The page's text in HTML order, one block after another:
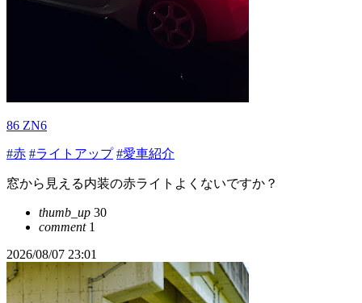
86 ZN6
#赤 #ライトアップ #愛車紹介
窓から見える内装の赤ライトよくないですか？
thumb_up 30
comment1
2026/08/07 23:01